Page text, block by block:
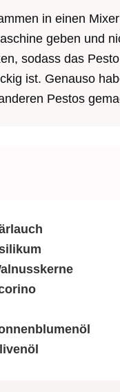
in einen
geben und
sodass das
ist. Genauso
Pestos